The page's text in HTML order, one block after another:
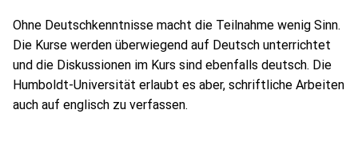
Ohne Deutschkenntnisse macht die Teilnahme wenig Sinn.
Die Kurse werden überwiegend auf Deutsch unterrichtet
und die Diskussionen im Kurs sind ebenfalls deutsch. Die
Humboldt-Universität erlaubt es aber, schriftliche Arbeiten
auch auf englisch zu verfassen.